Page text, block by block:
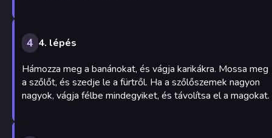
4 4. lépés
Hámozza meg a banánokat, és vágja karikákra. Mossa meg
a szőlőt, és szedje le a fürtről. Ha a szőlőszemek nagyon
nagyok, vágja félbe mindegyiket, és távolítsa el a magokat.